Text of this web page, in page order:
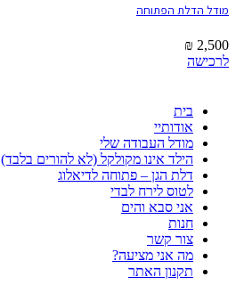
מודל הדלת הפתוחה
₪ 2,500
לרכישה
בית
אודותיי
מודל העבודה שלי
הילד אינו מקולקל (לא להורים בלבד)
דלת הגן – פתוחה לדיאלוג
לטוס לירח לבדי
אני סבא והים
חנות
צור קשר
מה אני מציעה?
תקנון האתר